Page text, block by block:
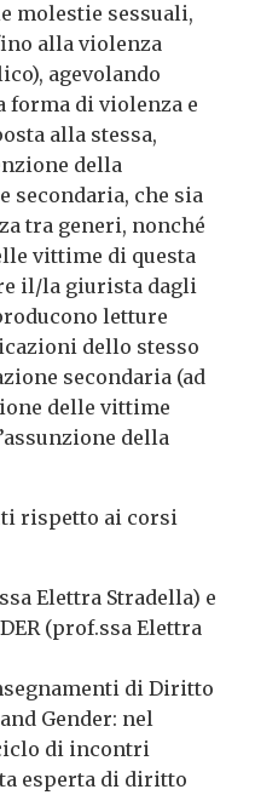
molestie sessuali,
alla violenza
agevolando
forma di violenza e
alla stessa,
della
secondaria, che sia
tra generi, nonché
vittime di questa
il/la giurista dagli
letture
dello stesso
secondaria (ad
delle vittime
della
rispetto ai corsi
Elettra Stradella) e
(prof.ssa Elettra
di Diritto
Gender: nel
di incontri
esperta di diritto